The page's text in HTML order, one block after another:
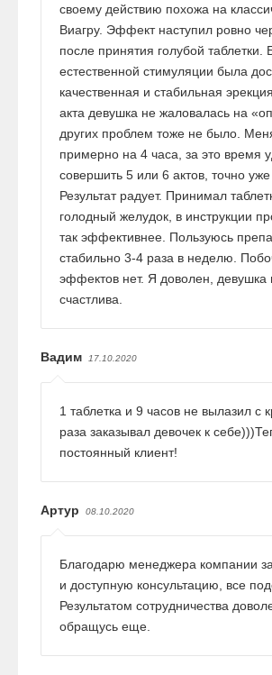
своему действию похожа на
Виагру. Эффект наступил ровно
после принятия голубой таблетки.
естественной стимуляции была
качественная и стабильная
акта девушка не жаловалась на
других проблем тоже не было.
примерно на 4 часа, за это время
совершить 5 или 6 актов, точно
Результат радует. Принимал
голодный желудок, в инструкции
так эффективнее. Пользуюсь
стабильно 3-4 раза в неделю.
эффектов нет. Я доволен, девушка
счастлива.
Вадим 17.10.2020
1 таблетка и 9 часов не вылазил с
раза заказывал девочек к
постоянный клиент!
Артур 08.10.2020
Благодарю менеджера компании
и доступную консультацию, все
Результатом сотрудничества
обращусь еще.